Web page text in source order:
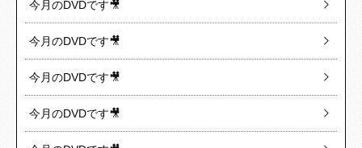
今月のDVDです🎥
今月のDVDです🎥
今月のDVDです🎥
今月のDVDです🎥